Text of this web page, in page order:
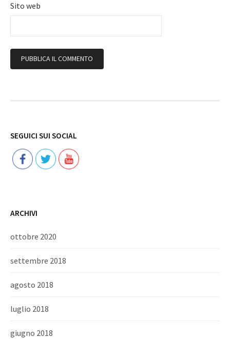
Sito web
SEGUICI SUI SOCIAL
ARCHIVI
ottobre 2020
settembre 2018
agosto 2018
luglio 2018
giugno 2018